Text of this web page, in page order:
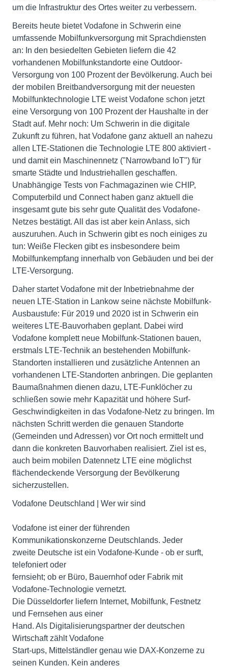
um die Infrastruktur des Ortes weiter zu verbessern.
Bereits heute bietet Vodafone in Schwerin eine
umfassende Mobilfunkversorgung mit Sprachdiensten
an: In den besiedelten Gebieten liefern die 42
vorhandenen Mobilfunkstandorte eine Outdoor-
Versorgung von 100 Prozent der Bevölkerung. Auch bei
der mobilen Breitbandversorgung mit der neuesten
Mobilfunktechnologie LTE weist Vodafone schon jetzt
eine Versorgung von 100 Prozent der Haushalte in der
Stadt auf. Mehr noch: Um Schwerin in die digitale
Zukunft zu führen, hat Vodafone ganz aktuell an nahezu
allen LTE-Stationen die Technologie LTE 800 aktiviert -
und damit ein Maschinennetz ("Narrowband IoT") für
smarte Städte und Industriehallen geschaffen.
Unabhängige Tests von Fachmagazinen wie CHIP,
Computerbild und Connect haben ganz aktuell die
insgesamt gute bis sehr gute Qualität des Vodafone-
Netzes bestätigt. All das ist aber kein Anlass, sich
auszuruhen. Auch in Schwerin gibt es noch einiges zu
tun: Weiße Flecken gibt es insbesondere beim
Mobilfunkempfang innerhalb von Gebäuden und bei der
LTE-Versorgung.
Daher startet Vodafone mit der Inbetriebnahme der
neuen LTE-Station in Lankow seine nächste Mobilfunk-
Ausbaustufe: Für 2019 und 2020 ist in Schwerin ein
weiteres LTE-Bauvorhaben geplant. Dabei wird
Vodafone komplett neue Mobilfunk-Stationen bauen,
erstmals LTE-Technik an bestehenden Mobilfunk-
Standorten installieren und zusätzliche Antennen an
vorhandenen LTE-Standorten anbringen. Die geplanten
Baumaßnahmen dienen dazu, LTE-Funklöcher zu
schließen sowie mehr Kapazität und höhere Surf-
Geschwindigkeiten in das Vodafone-Netz zu bringen. Im
nächsten Schritt werden die genauen Standorte
(Gemeinden und Adressen) vor Ort noch ermittelt und
dann die konkreten Bauvorhaben realisiert. Ziel ist es,
auch beim mobilen Datennetz LTE eine möglichst
flächendeckende Versorgung der Bevölkerung
sicherzustellen.
Vodafone Deutschland | Wer wir sind
Vodafone ist einer der führenden
Kommunikationskonzerne Deutschlands. Jeder
zweite Deutsche ist ein Vodafone-Kunde - ob er surft,
telefoniert oder
fernsieht; ob er Büro, Bauernhof oder Fabrik mit
Vodafone-Technologie vernetzt.
Die Düsseldorfer liefern Internet, Mobilfunk, Festnetz
und Fernsehen aus einer
Hand. Als Digitalisierungspartner der deutschen
Wirtschaft zählt Vodafone
Start-ups, Mittelständler genau wie DAX-Konzerne zu
seinen Kunden. Kein anderes